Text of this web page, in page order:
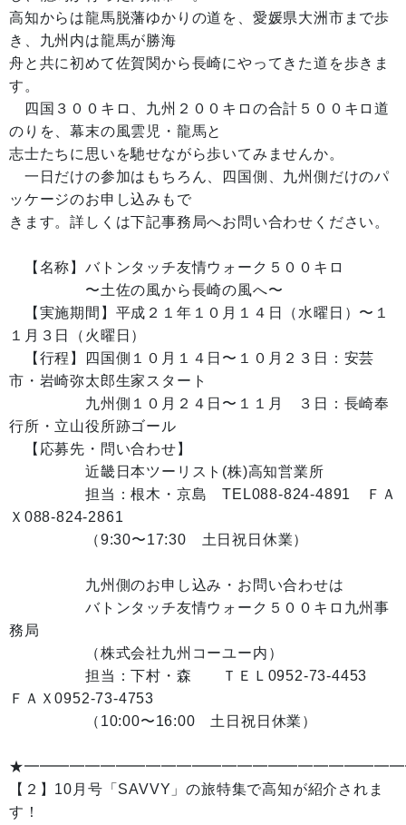
高知からは龍馬脱藩ゆかりの道を、愛媛県大洲市まで歩
き、九州内は龍馬が勝海
舟と共に初めて佐賀関から長崎にやってきた道を歩きま
す。
四国３００キロ、九州２００キロの合計５００キロ道
のりを、幕末の風雲児・龍馬と
志士たちに思いを馳せながら歩いてみませんか。
一日だけの参加はもちろん、四国側、九州側だけのパ
ッケージのお申し込みもで
きます。詳しくは下記事務局へお問い合わせください。
【名称】バトンタッチ友情ウォーク５００キロ
〜土佐の風から長崎の風へ〜
【実施期間】平成２１年１０月１４日（水曜日）〜１
１月３日（火曜日）
【行程】四国側１０月１４日〜１０月２３日：安芸
市・岩崎弥太郎生家スタート
九州側１０月２４日〜１１月 ３日：長崎奉
行所・立山役所跡ゴール
【応募先・問い合わせ】
近畿日本ツーリスト(株)高知営業所
担当：根木・京島 TEL088-824-4891 ＦＡ
Ｘ088-824-2861
（9:30〜17:30 土日祝日休業）
九州側のお申し込み・お問い合わせは
バトンタッチ友情ウォーク５００キロ九州事
務局
（株式会社九州コーユー内）
担当：下村・森 ＴＥＬ0952-73-4453
ＦＡＸ0952-73-4753
（10:00〜16:00 土日祝日休業）
【２】10月号「SAVVY」の旅特集で高知が紹介されま
す！